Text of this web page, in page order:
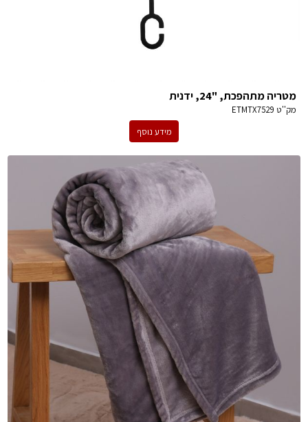
מטריה מתהפכת, "24, ידנית
מק''ט ETMTX7529
מידע נוסף